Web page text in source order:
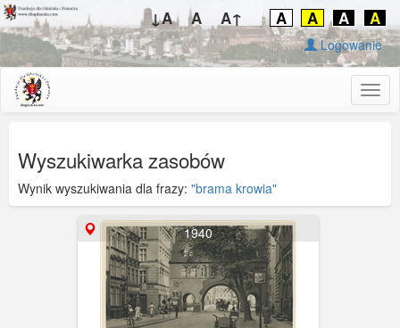
↓A A A↑ A A A A
Logowanie
Wyszukiwarka zasobów
Wynik wyszukiwania dla frazy: "brama krowia"
1940